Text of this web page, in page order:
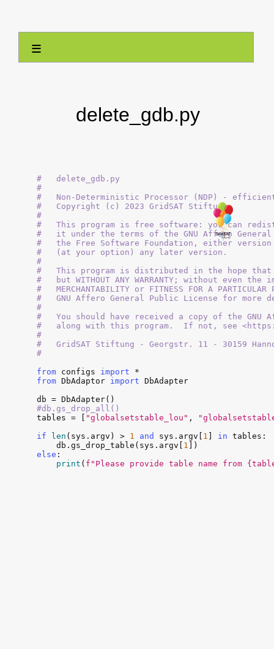
≡
delete_gdb.py
#   delete_gdb.py
#
#   Non-Deterministic Processor (NDP) -
#   Copyright (c) 2023 GridSAT Stiftung
#
#   This program is free software: you can
#   it under the terms of the GNU Affero
#   the Free Software Foundation, either
#   (at your option) any later version.
#
#   This program is distributed in the hope
#   but WITHOUT ANY WARRANTY; without even
#   MERCHANTABILITY or FITNESS FOR A PARTICULAR
#   GNU Affero General Public License for more
#
#   You should have received a copy of the
#   along with this program.  If not, see
#
#   GridSAT Stiftung - Georgstr. 11 - 30159
#
from configs import
from DbAdaptor import DbAdapter
db = DbAdapter
#db.gs_drop_all()
tables = [ "globalsetstable_lou" ,
if
len ( sys . argv ) > 1 and sys . argv 1 in tables :
db . gs_drop_table ( sys . argv 1
else :
print ( f"Please provide table name from